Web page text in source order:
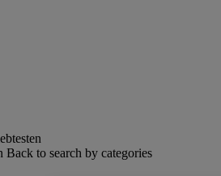
Back to search by categories